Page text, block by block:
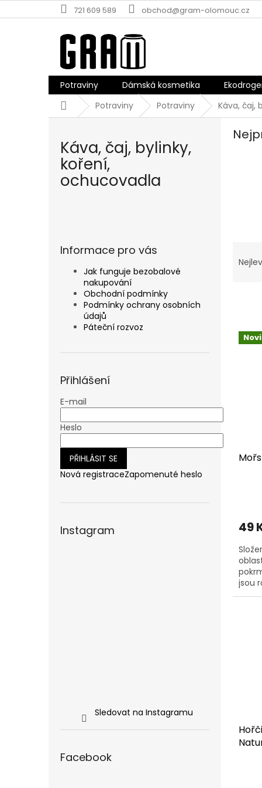
na
721 609 589 obchod@gram-olomouc.cz
Potraviny Dámská kosmetika
DomůPotraviny Potraviny Káva, čaj,
Káva, čaj, bylinky,
koření,
ochucovadla
Informace pro vás
Jak funguje bezobalové
nakupování
Obchodní podmínky
Podmínky ochrany osobních
údajů
Páteční rozvoz
Přihlášení
E-mail
Heslo
PŘIHLÁSIT SE
Nová registraceZapomenuté heslo
Instagram
Sledovat na Instagramu
Facebook
a
V
49
jsou
4000